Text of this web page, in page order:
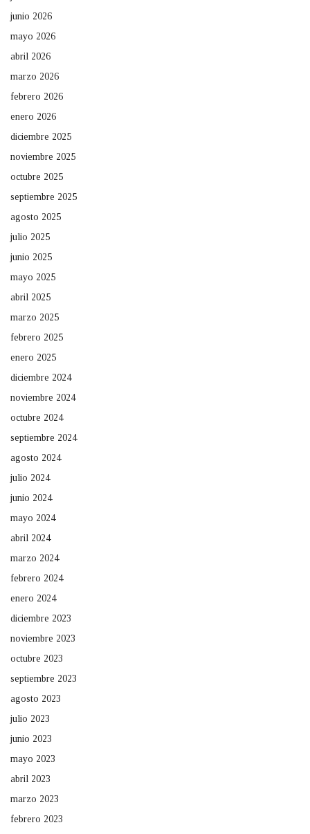
junio 2026
mayo 2026
abril 2026
marzo 2026
febrero 2026
enero 2026
diciembre 2025
noviembre 2025
octubre 2025
septiembre 2025
agosto 2025
julio 2025
junio 2025
mayo 2025
abril 2025
marzo 2025
febrero 2025
enero 2025
diciembre 2024
noviembre 2024
octubre 2024
septiembre 2024
agosto 2024
julio 2024
junio 2024
mayo 2024
abril 2024
marzo 2024
febrero 2024
enero 2024
diciembre 2023
noviembre 2023
octubre 2023
septiembre 2023
agosto 2023
julio 2023
junio 2023
mayo 2023
abril 2023
marzo 2023
febrero 2023